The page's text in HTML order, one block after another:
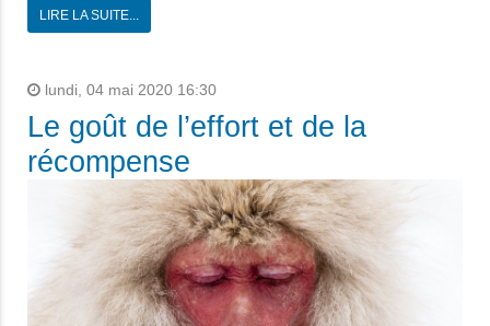
LIRE LA SUITE...
lundi, 04 mai 2020 16:30
Le goût de l’effort et de la
récompense